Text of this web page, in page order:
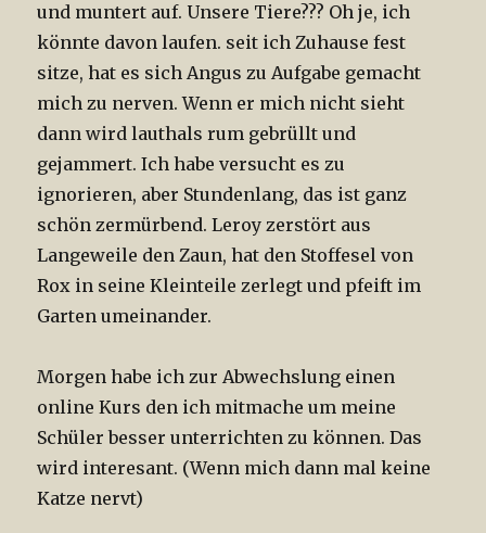
und muntert auf. Unsere Tiere??? Oh je, ich
könnte davon laufen. seit ich Zuhause fest
sitze, hat es sich Angus zu Aufgabe gemacht
mich zu nerven. Wenn er mich nicht sieht
dann wird lauthals rum gebrüllt und
gejammert. Ich habe versucht es zu
ignorieren, aber Stundenlang, das ist ganz
schön zermürbend. Leroy zerstört aus
Langeweile den Zaun, hat den Stoffesel von
Rox in seine Kleinteile zerlegt und pfeift im
Garten umeinander.
Morgen habe ich zur Abwechslung einen
online Kurs den ich mitmache um meine
Schüler besser unterrichten zu können. Das
wird interesant. (Wenn mich dann mal keine
Katze nervt)